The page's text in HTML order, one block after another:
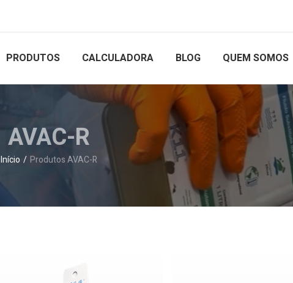
PRODUTOS CALCULADORA BLOG QUEM SOMOS
AVAC-R
Início Produtos AVAC-R